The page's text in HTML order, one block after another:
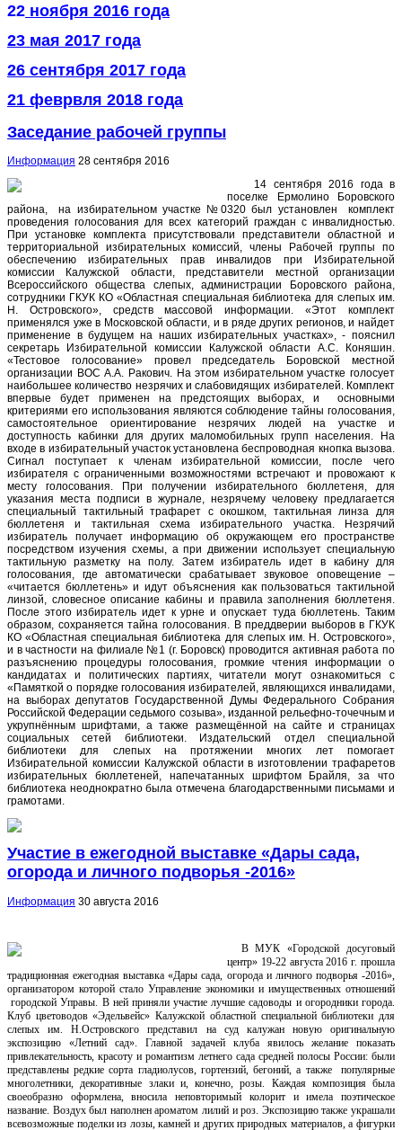
22 ноября 2016 года
23 мая 2017 года
26 сентября 2017 года
21 феврвля 2018 года
Заседание рабочей группы
Информация 28 сентября 2016
14 сентября 2016 года в
поселке Ермолино Боровского
района, на избирательном участке №0320 был установлен комплект
проведения голосования для всех категорий граждан с инвалидностью.
При установке комплекта присутствовали представители областной и
территориальной избирательных комиссий, члены Рабочей группы по
обеспечению избирательных прав инвалидов при Избирательной
комиссии Калужской области, представители местной организации
Всероссийского общества слепых, администрации Боровского района,
сотрудники ГКУК КО «Областная специальная библиотека для слепых им.
Н. Островского», средств массовой информации. «Этот комплект
применялся уже в Московской области, и в ряде других регионов, и найдет
применение в будущем на наших избирательных участках», - пояснил
секретарь Избирательной комиссии Калужской области А.С. Коняшин.
«Тестовое голосование» провел председатель Боровской местной
организации ВОС А.А. Ракович. На этом избирательном участке голосует
наибольшее количество незрячих и слабовидящих избирателей. Комплект
впервые будет применен на предстоящих выборах, и основными
критериями его использования являются соблюдение тайны голосования,
самостоятельное ориентирование незрячих людей на участке и
доступность кабинки для других маломобильных групп населения. На
входе в избирательный участок установлена беспроводная кнопка вызова.
Сигнал поступает к членам избирательной комиссии, после чего
избирателя с ограниченными возможностями встречают и провожают к
месту голосования. При получении избирательного бюллетеня, для
указания места подписи в журнале, незрячему человеку предлагается
специальный тактильный трафарет с окошком, тактильная линза для
бюллетеня и тактильная схема избирательного участка. Незрячий
избиратель получает информацию об окружающем его пространстве
посредством изучения схемы, а при движении использует специальную
тактильную разметку на полу. Затем избиратель идет в кабину для
голосования, где автоматически срабатывает звуковое оповещение –
«читается бюллетень» и идут объяснения как пользоваться тактильной
линзой, словесное описание кабины и правила заполнения бюллетеня.
После этого избиратель идет к урне и опускает туда бюллетень. Таким
образом, сохраняется тайна голосования. В преддверии выборов в ГКУК
КО «Областная специальная библиотека для слепых им. Н. Островского»,
и в частности на филиале №1 (г. Боровск) проводится активная работа по
разъяснению процедуры голосования, громкие чтения информации о
кандидатах и политических партиях, читатели могут ознакомиться с
«Памяткой о порядке голосования избирателей, являющихся инвалидами,
на выборах депутатов Государственной Думы Федерального Собрания
Российской Федерации седьмого созыва», изданной рельефно-точечным и
укрупнённым шрифтами, а также размещённой на сайте и страницах
социальных сетей библиотеки. Издательский отдел специальной
библиотеки для слепых на протяжении многих лет помогает
Избирательной комиссии Калужской области в изготовлении трафаретов
избирательных бюллетеней, напечатанных шрифтом Брайля, за что
библиотека неоднократно была отмечена благодарственными письмами и
грамотами.
Участие в ежегодной выставке «Дары сада,
огорода и личного подворья -2016»
Информация 30 августа 2016
В МУК «Городской досуговый
центр» 19-22 августа 2016 г. прошла
традиционная ежегодная выставка «Дары сада, огорода и личного подворья -2016»,
организатором которой стало Управление экономики и имущественных отношений
городской Управы. В ней приняли участие лучшие садоводы и огородники города.
Клуб цветоводов «Эдельвейс» Калужской областной специальной библиотеки для
слепых им. Н.Островского представил на суд калужан новую оригинальную
экспозицию «Летний сад». Главной задачей клуба явилось желание показать
привлекательность, красоту и романтизм летнего сада средней полосы России: были
представлены редкие сорта гладиолусов, гортензий, бегоний, а также популярные
многолетники, декоративные злаки и, конечно, розы. Каждая композиция была
своеобразно оформлена, вносила неповторимый колорит и имела поэтическое
название. Воздух был наполнен ароматом лилий и роз. Экспозицию также украшали
всевозможные поделки из лозы, камней и других природных материалов, а фигурки